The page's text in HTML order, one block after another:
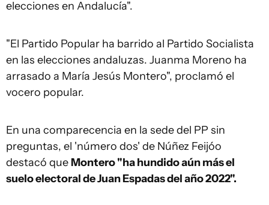
elecciones en Andalucía".
"El Partido Popular ha barrido al Partido Socialista
en las elecciones andaluzas. Juanma Moreno ha
arrasado a María Jesús Montero", proclamó el
vocero popular.
En una comparecencia en la sede del PP sin
preguntas, el 'número dos' de Núñez Feijóo
destacó que Montero "ha hundido aún más el
suelo electoral de Juan Espadas del año 2022".